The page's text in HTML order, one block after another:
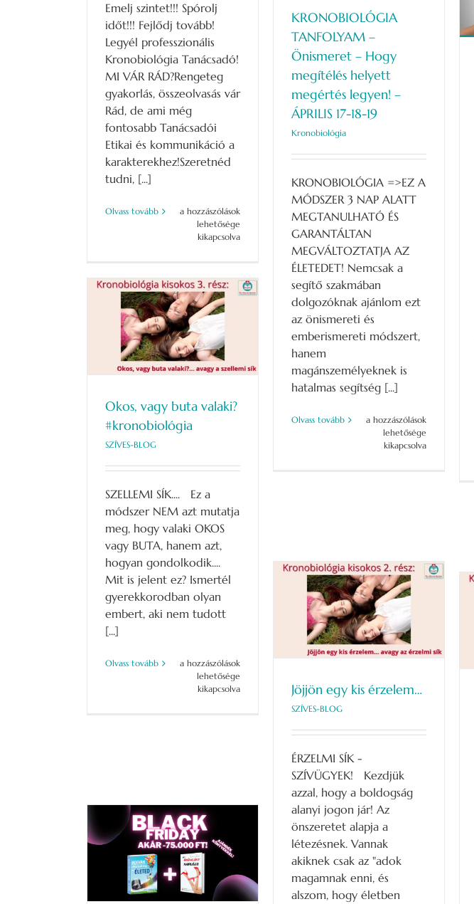
bejegyzéshez
Emelj szintet!!! Spórolj
időt!!! Fejlődj tovább!
Legyél professzionális
Kronobiológia Tanácsadó!
MI VÁR RÁD?Rengeteg
gyakorlás, összeolvasás vár
Rád, de ami még
fontosabb Tanácsadói
Etikai és kommunikáció a
karakterekhez!Szeretnéd
tudni, [...]
Olvass tovább
KRONOBIOLÓGIA
TANÁCSADÓI
TANFOLYAM-
a hozzászólások
lehetősége
kikapcsolva
KRONOBIOLÓGIA
TANFOLYAM –
Önismeret – Hogy
megítélés helyett
megértés legyen! –
ÁPRILIS 17-18-19
Kronobiológia
KRONOBIOLÓGIA =>EZ A
MÓDSZER 3 NAP ALATT
MEGTANULHATÓ ÉS
GARANTÁLTAN
MEGVÁLTOZTATJA AZ
ÉLETEDET! Nemcsak a
segítő szakmában
dolgozóknak ajánlom ezt
az önismereti és
emberismereti módszert,
hanem
magánszemélyeknek is
hatalmas segítség [...]
Olvass tovább
KRONOBIOLÓGIA
TANFOLYAM
ÁPRILIS
17-
18-
19
bejegyzéshez
a hozzászólások
lehetősége
kikapcsolva
MÁRCIUS
Okos, vagy buta valaki?
#kronobiológia
SZÍVES-BLOG
SZELLEMI SÍK.... Ez a
módszer NEM azt mutatja
meg, hogy valaki OKOS
vagy BUTA, hanem azt,
hogyan gondolkodik....
Mit is jelent ez? Ismertél
gyerekkorodban olyan
embert, aki nem tudott
[...]
Olvass tovább
Okos,
vagy
a hozzászólások
lehetősége
kikapcsolva
Jöjjön egy kis érzelem…
Jöjjön egy kis érzelem…
SZÍVES-BLOG
ÉRZELMI SÍK -
SZÍVÜGYEK! Kezdjük
azzal, hogy a boldogság
alanyi jogon jár! Az
önszeretet alapja a
létezésnek. Vannak
akiknek csak az "adok
magamnak enni, és
alszom, hogy életben
Munka és a sze…relmi élet
=kronobiológia!
SZÍVES-BLOG